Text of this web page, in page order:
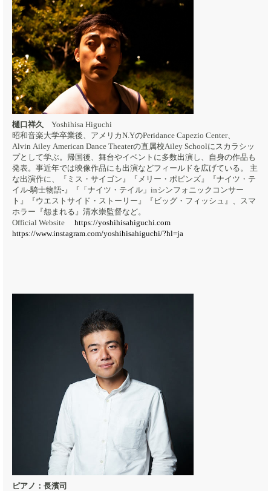
樋口祥久
Yoshihisa Higuchi
昭和音楽大学卒業後、アメリカN.YのPeridance Capezio Center、
Alvin Ailey American Dance Theaterの直属校Ailey Schoolにスカラシッ
プとして学ぶ。帰国後、舞台やイベントに多数出演し、自身の作品も
発表。事近年では映像作品にも出演などフィールドを広げている。 主
な出演作に、『ミス・サイゴン』『メリー・ポピンズ』『ナイツ・テ
イル-騎士物語-』『「ナイツ・テイル」inシンフォニックコンサー
ト』『ウエストサイド・ストーリー』『ビッグ・フィッシュ』、スマ
ホラー『怨まれる』清水崇監督など。
Official Website https://yoshihisahiguchi.com
https://www.instagram.com/yoshihisahiguchi/?hl=ja
ピアノ：長濱司